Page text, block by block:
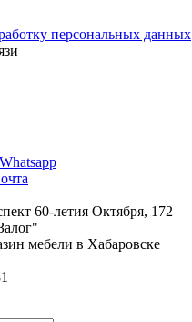
персональных данных
Whatsapp
60-летия Октября, 172
мебели в Хабаровске